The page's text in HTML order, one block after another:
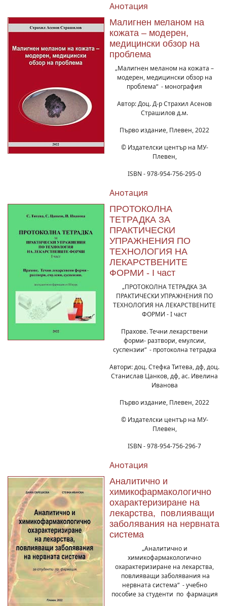
Анотация
Малигнен меланом на
кожата – модерен,
медицински обзор на
проблема
„Малигнен меланом на кожата –
модерен, медицински обзор на
проблема“ - монография
Автор: Доц. Д-р Страхил Асенов
Страшилов д.м.
Първо издание, Плевен, 2022
© Издателски център на МУ-
Плевен,
ISBN - 978-954-756-295-0
Анотация
ПРОТОКОЛНА
ТЕТРАДКА ЗА
ПРАКТИЧЕСКИ
УПРАЖНЕНИЯ ПО
ТЕХНОЛОГИЯ НА
ЛЕКАРСТВЕНИТЕ
ФОРМИ - I част
„ПРОТОКОЛНА ТЕТРАДКА ЗА
ПРАКТИЧЕСКИ УПРАЖНЕНИЯ ПО
ТЕХНОЛОГИЯ НА ЛЕКАРСТВЕНИТЕ
ФОРМИ - I част
Прахове. Течни лекарствени
форми- разтвори, емулсии,
суспензии“ - протоколна тетрадка
Автори: доц. Стефка Титева, дф, доц.
Станислав Цанков, дф, ас. Ивелина
Иванова
Първо издание, Плевен, 2022
© Издателски център на МУ-
Плевен,
ISBN - 978-954-756-296-7
Анотация
Аналитично и
химикофармакологично
охарактеризиране на
лекарства, повлияващи
заболявания на нервната
система
„Аналитично и
химикофармакологично
охарактеризиране на лекарства,
повлияващи заболявания на
нервната система“ - учебно
пособие за студенти по фармация